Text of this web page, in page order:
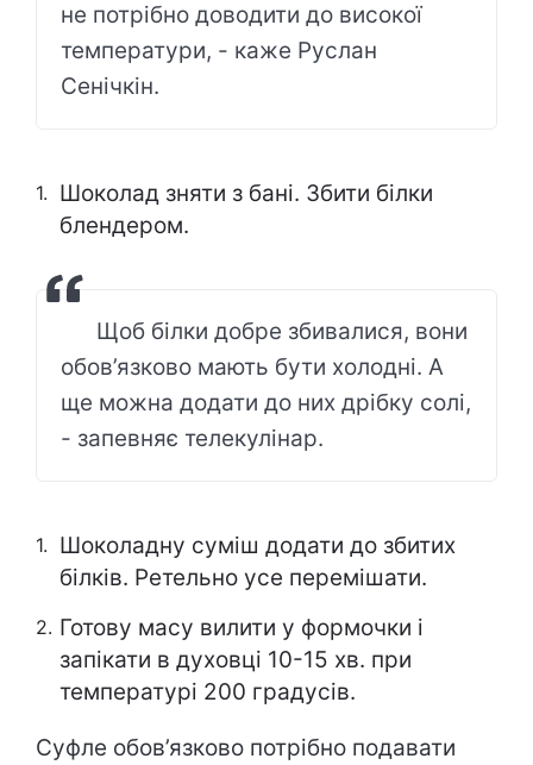
не потрібно доводити до високої
температури, - каже Руслан
Сенічкін.
Шоколад зняти з бані. Збити білки
блендером.
Щоб білки добре збивалися, вони
обов’язково мають бути холодні. А
ще можна додати до них дрібку солі,
- запевняє телекулінар.
Шоколадну суміш додати до збитих
білків. Ретельно усе перемішати.
Готову масу вилити у формочки і
запікати в духовці 10-15 хв. при
температурі 200 градусів.
Суфле обов’язково потрібно подавати